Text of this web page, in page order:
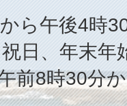
ら午後4時
日、年末年
前8時30分